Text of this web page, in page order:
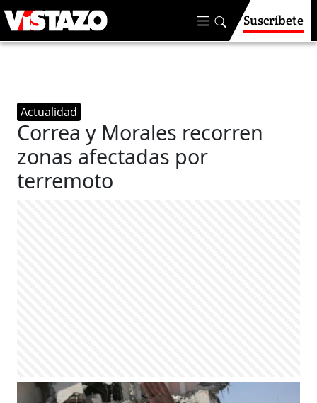
Suscríbete
Actualidad
Correa y Morales recorren
zonas afectadas por
terremoto